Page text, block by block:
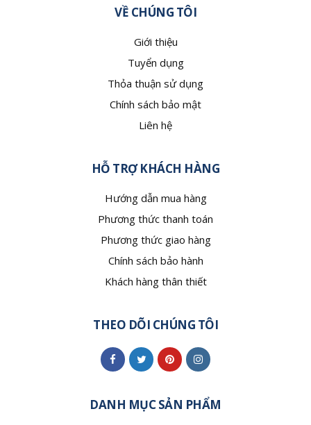
VỀ CHÚNG TÔI
Giới thiệu
Tuyển dụng
Thỏa thuận sử dụng
Chính sách bảo mật
Liên hệ
HỖ TRỢ KHÁCH HÀNG
Hướng dẫn mua hàng
Phương thức thanh toán
Phương thức giao hàng
Chính sách bảo hành
Khách hàng thân thiết
THEO DÕI CHÚNG TÔI
DANH MỤC SẢN PHẨM